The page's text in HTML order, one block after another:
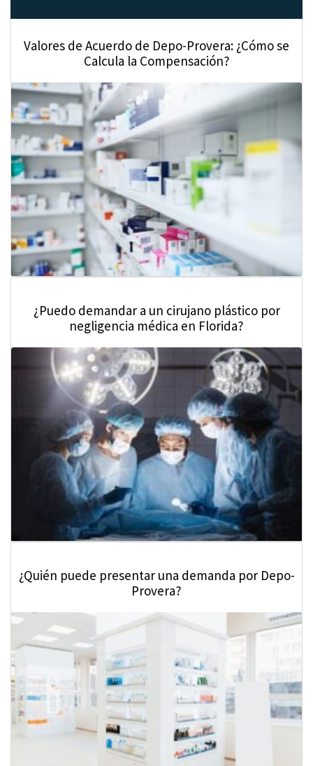
Valores de Acuerdo de Depo-Provera: ¿Cómo se
Calcula la Compensación?
¿Puedo demandar a un cirujano plástico por
negligencia médica en Florida?
¿Quién puede presentar una demanda por Depo-
Provera?